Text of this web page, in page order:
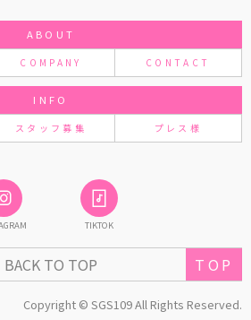
ABOUT
COMPANY CONTACT
INFO
スタッフ募集 プレス様
TIKTOK
BACK TO TOP
Copyright © SGS109 All Rights Reserved.
TOP